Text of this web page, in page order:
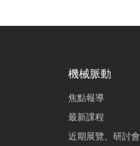
機械脈動
焦點報導
最新課程
近期展覽、研討會